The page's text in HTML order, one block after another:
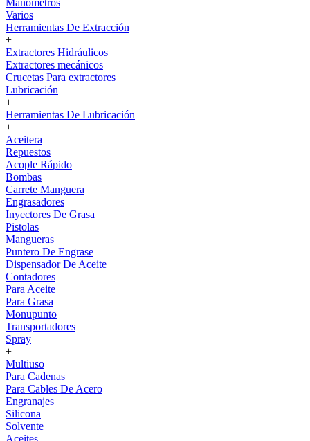
Manómetros
Varios
Herramientas De Extracción
+
Extractores Hidráulicos
Extractores mecánicos
Crucetas Para extractores
Lubricación
+
Herramientas De Lubricación
+
Aceitera
Repuestos
Acople Rápido
Bombas
Carrete Manguera
Engrasadores
Inyectores De Grasa
Pistolas
Mangueras
Puntero De Engrase
Dispensador De Aceite
Contadores
Para Aceite
Para Grasa
Monupunto
Transportadores
Spray
+
Multiuso
Para Cadenas
Para Cables De Acero
Engranajes
Silicona
Solvente
Aceites